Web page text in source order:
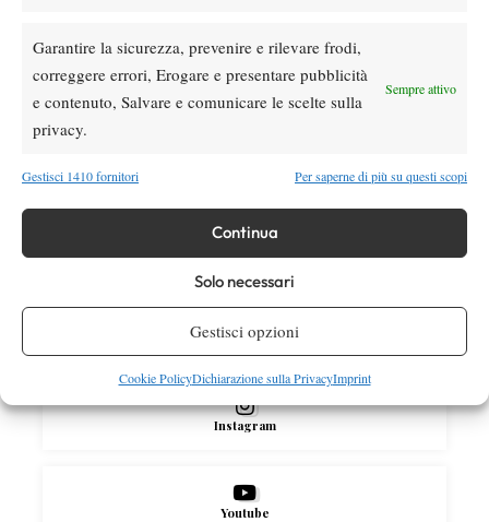
Garantire la sicurezza, prevenire e rilevare frodi,
correggere errori, Erogare e presentare pubblicità
e contenuto, Salvare e comunicare le scelte sulla
privacy.
Sempre attivo
Gestisci 1410 fornitori Per saperne di più su questi scopi
Continua
Solo necessari
Gestisci opzioni
Cookie PolicyDichiarazione sulla PrivacyImprint
News Wta
WTA 1000 Toronto 2026: pioggia pesante,
gioco sospeso
X
Instagram
Youtube